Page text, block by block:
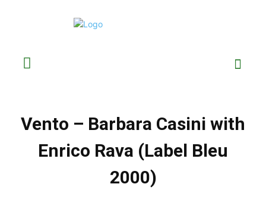
Vento – Barbara Casini with
Enrico Rava (Label Bleu
2000)